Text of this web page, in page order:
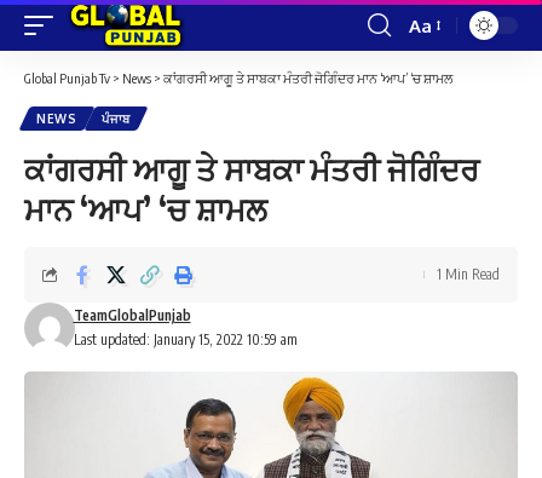
Font
Resizer
Aa
Global Punjab Tv > News > ਕਾਂਗਰਸੀ ਆਗੂ ਤੇ ਸਾਬਕਾ ਮੰਤਰੀ ਜੋਗਿੰਦਰ ਮਾਨ ‘ਆਪ’ ‘ਚ ਸ਼ਾਮਲ
NEWS ਪੰਜਾਬ
ਕਾਂਗਰਸੀ ਆਗੂ ਤੇ ਸਾਬਕਾ ਮੰਤਰੀ ਜੋਗਿੰਦਰ
ਮਾਨ ‘ਆਪ’ ‘ਚ ਸ਼ਾਮਲ
Last updated: January 15, 2022 10:59 am
TeamGlobalPunjab
1 Min Read